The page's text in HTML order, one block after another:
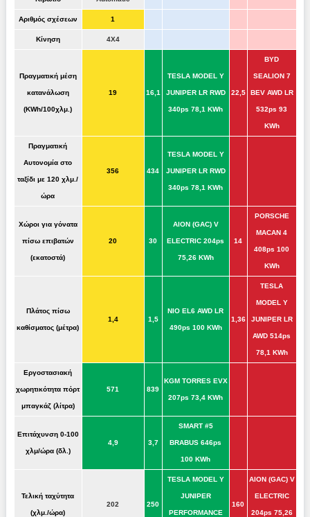
Αριθμός σχέσεων 1
Κίνηση 4Χ4
Πραγματική μέση
κατανάλωση
(KWh/100χλμ.)
19 16,1
TESLA MODEL Y
JUNIPER LR RWD
340ps 78,1 KWh
22,5
BYD
SEALION 7
BEV AWD LR
532ps 93
KWh
Πραγματική
Αυτονομία στο
ταξίδι με 120 χλμ./
ώρα
356 434
TESLA MODEL Y
JUNIPER LR RWD
340ps 78,1 KWh
Χώροι για γόνατα
πίσω επιβατών
(εκατοστά)
20 30
AION (GAC) V
ELECTRIC 204ps
75,26 KWh
14
PORSCHE
MACAN 4
408ps 100
KWh
Πλάτος πίσω
καθίσματος (μέτρα)
1,4 1,5
NIO EL6 AWD LR
490ps 100 KWh
1,36
TESLA
MODEL Y
JUNIPER LR
AWD 514ps
78,1 KWh
Εργοστασιακή
χωρητικότητα πόρτ
μπαγκάζ (λίτρα)
571 839
KGM TORRES EVX
207ps 73,4 KWh
Επιτάχυνση 0-100
χλμ/ώρα (δλ.)
4,9 3,7
SMART #5
BRABUS 646ps
100 KWh
Τελική ταχύτητα
(χλμ./ώρα)
202 250
TESLA MODEL Y
JUNIPER
PERFORMANCE
160
AION (GAC) V
ELECTRIC
204ps 75,26